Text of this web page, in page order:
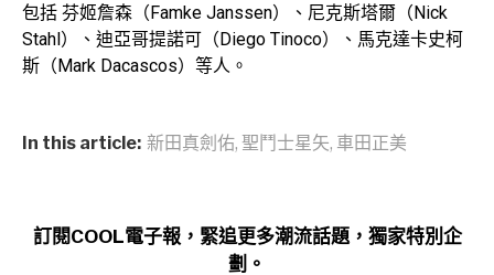
包括 芬姬詹森（Famke Janssen）、尼克斯塔爾（Nick
Stahl）、迪亞哥提諾可（Diego Tinoco）、馬克達卡史柯
斯（Mark Dacascos）等人。
In this article: 新田真劍佑, 聖鬥士星矢, 車田正美
訂閱COOL電子報，緊追更多潮流話題，獨家特別企
劃。